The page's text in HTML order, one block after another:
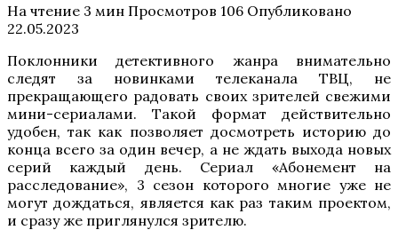
На чтение 3 мин Просмотров 106 Опубликовано
22.05.2023
Поклонники детективного жанра внимательно
следят за новинками телеканала ТВЦ, не
прекращающего радовать своих зрителей свежими
мини-сериалами. Такой формат действительно
удобен, так как позволяет досмотреть историю до
конца всего за один вечер, а не ждать выхода новых
серий каждый день. Сериал «Абонемент на
расследование», 3 сезон которого многие уже не
могут дождаться, является как раз таким проектом,
и сразу же приглянулся зрителю.